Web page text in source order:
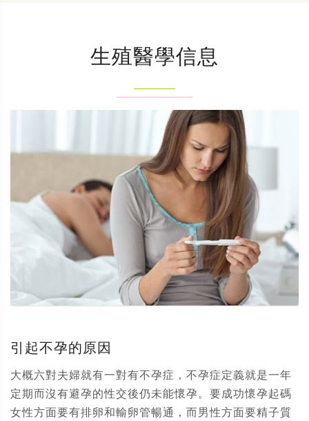
生殖醫學信息
引起不孕的原因
大概六對夫婦就有一對有不孕症，不孕症定義就是一年
定期而沒有避孕的性交後仍未能懷孕。要成功懷孕起碼
女性方面要有排卵和輸卵管暢通，而男性方面要精子質